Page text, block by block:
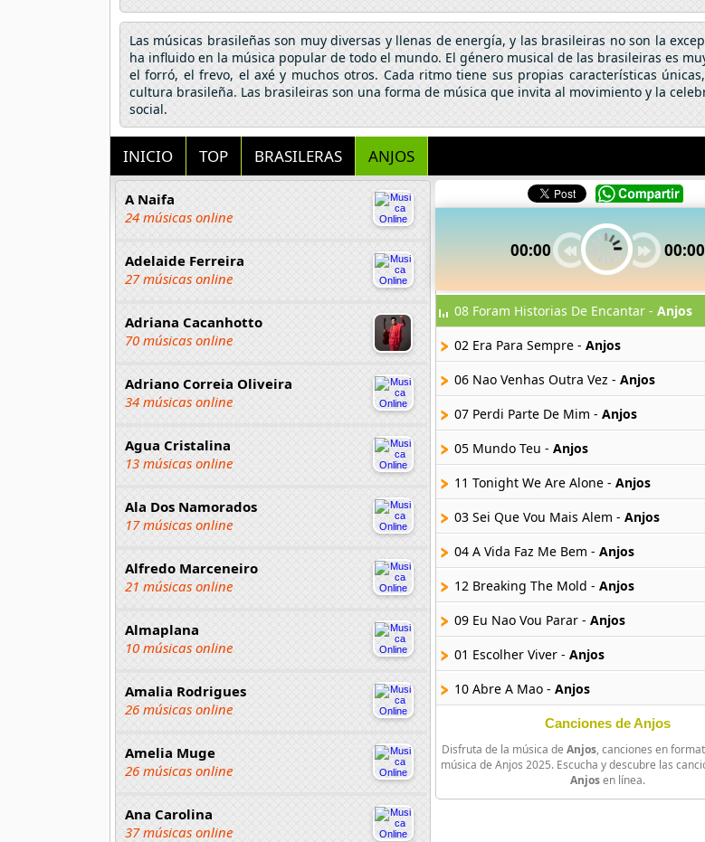
Las músicas brasileñas son muy diversas y llenas de energía, y las brasileiras no son la
ha influido en la música popular de todo el mundo. El género musical de las brasileiras es
el forró, el frevo, el axé y muchos otros. Cada ritmo tiene sus propias características
cultura brasileña. Las brasileiras son una forma de música que invita al movimiento y la
social.
INICIO TOP BRASILERAS ANJOS
A Naifa
24 músicas online
Adelaide Ferreira
27 músicas online
Adriana Cacanhotto
70 músicas online
Adriano Correia Oliveira
34 músicas online
Agua Cristalina
13 músicas online
Ala Dos Namorados
17 músicas online
Alfredo Marceneiro
21 músicas online
Almaplana
10 músicas online
Amalia Rodrigues
26 músicas online
Amelia Muge
26 músicas online
Ana Carolina
37 músicas online
00:00 00:00
08 Foram Historias De Encantar - Anjos
02 Era Para Sempre - Anjos
06 Nao Venhas Outra Vez - Anjos
07 Perdi Parte De Mim - Anjos
05 Mundo Teu - Anjos
11 Tonight We Are Alone - Anjos
03 Sei Que Vou Mais Alem - Anjos
04 A Vida Faz Me Bem - Anjos
12 Breaking The Mold - Anjos
09 Eu Nao Vou Parar - Anjos
01 Escolher Viver - Anjos
10 Abre A Mao - Anjos
Canciones de Anjos
Disfruta de la música de Anjos, canciones en
música de Anjos 2025. Escucha y descubre las
Anjosen línea.